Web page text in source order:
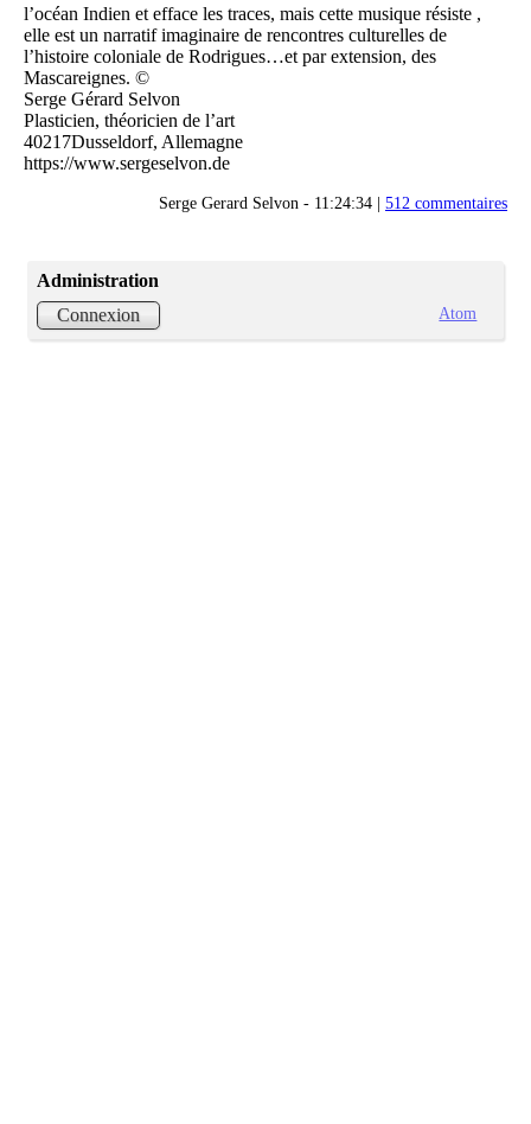
l’océan Indien et efface les traces, mais cette musique résiste ,
elle est un narratif imaginaire de rencontres culturelles de
l’histoire coloniale de Rodrigues…et par extension, des
Mascareignes. ©
Serge Gérard Selvon
Plasticien, théoricien de l’art
40217Dusseldorf, Allemagne
https://www.sergeselvon.de
Serge Gerard Selvon - 11:24:34 | 512 commentaires
Administration
Connexion
Atom